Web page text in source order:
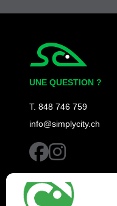
UNE QUESTION ?
T. 848 746 759
info@simplycity.ch
facebookinstagram